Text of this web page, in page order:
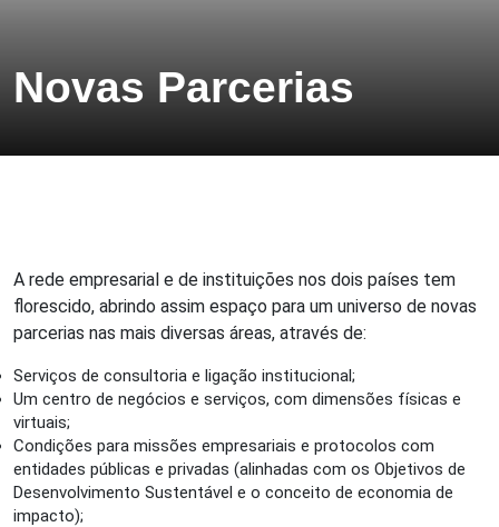
Novas Parcerias
A rede empresarial e de instituições nos dois países tem
florescido, abrindo assim espaço para um universo de novas
parcerias nas mais diversas áreas, através de:
Serviços de consultoria e ligação institucional;
Um centro de negócios e serviços, com dimensões físicas e
virtuais;
Condições para missões empresariais e protocolos com
entidades públicas e privadas (alinhadas com os Objetivos de
Desenvolvimento Sustentável e o conceito de economia de
impacto);